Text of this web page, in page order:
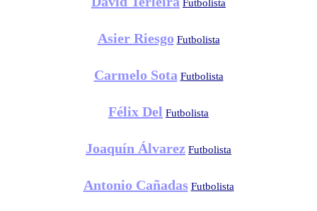
Futbolista
Asier Riesgo Futbolista
Carmelo Sota Futbolista
Félix Del Futbolista
Joaquín Álvarez Futbolista
Antonio Cañadas Futbolista